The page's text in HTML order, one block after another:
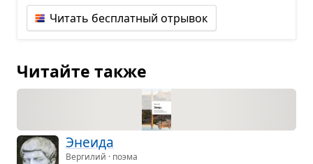
Читать бесплатный отрывок
Читайте также
Эне­ида
Вергилий · поэма